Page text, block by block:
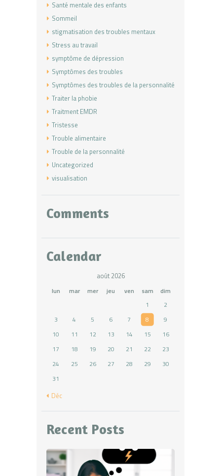
Santé mentale des enfants
Sommeil
stigmatisation des troubles mentaux
Stress au travail
symptôme de dépression
Symptômes des troubles
Symptômes des troubles de la personnalité
Traiter la phobie
Traitment EMDR
Tristesse
Trouble alimentaire
Trouble de la personnalité
Uncategorized
visualisation
Comments
Calendar
août 2026
lun mar mer jeu ven sam
dim
1
2
3
4 5 6 7 8
9
10
11 12 13 14 15
16
17
18 19 20 21 22
23
24
25 26 27 28 29
30
31
« Déc
Recent Posts